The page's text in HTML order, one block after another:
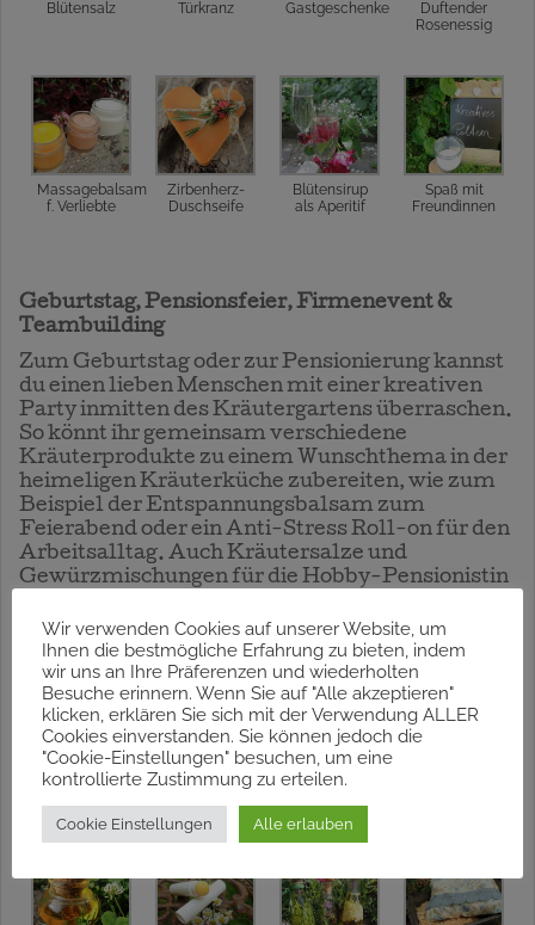
Blütensalz Türkranz Gastgeschenke
Duftender
Rosenessig
Massagebalsam
f. Verliebte
Zirbenherz-
Duschseife
Blütensirup
als Aperitif
Spaß mit
Freundinnen
Geburtstag, Pensionsfeier, Firmenevent &
Teambuilding
Zum Geburtstag oder zur Pensionierung kannst
du einen lieben Menschen mit einer kreativen
Party inmitten des Kräutergartens überraschen.
So könnt ihr gemeinsam verschiedene
Kräuterprodukte zu einem Wunschthema in der
heimeligen Kräuterküche zubereiten, wie zum
Beispiel der Entspannungsbalsam zum
Feierabend oder ein Anti-Stress Roll-on für den
Arbeitsalltag. Auch Kräutersalze und
Gewürzmischungen für die Hobby-Pensionistin
mit schmackhaftem Blütenessig und Kräuteröl
für die Mittagspause zu Salat und Gemüse?
Oder das Geburtstagskind siedet aus seiner
Lieblingsblume eine duftende Seife für alle
Mitfeiernden als Erinnerungsgeschenk.
Halbtag (4 Stunden) von € 25,- bis € 40,- je nach
gewünschten Kräuterzubereitungen inkl. aller
Materialien für jeden Teilnehmer/jede
Teilnehmerin.
Wir verwenden Cookies auf unserer Website, um
Ihnen die bestmögliche Erfahrung zu bieten, indem
wir uns an Ihre Präferenzen und wiederholten
Besuche erinnern. Wenn Sie auf "Alle akzeptieren"
klicken, erklären Sie sich mit der Verwendung ALLER
Cookies einverstanden. Sie können jedoch die
"Cookie-Einstellungen" besuchen, um eine
kontrollierte Zustimmung zu erteilen.
Cookie Einstellungen Alle erlauben